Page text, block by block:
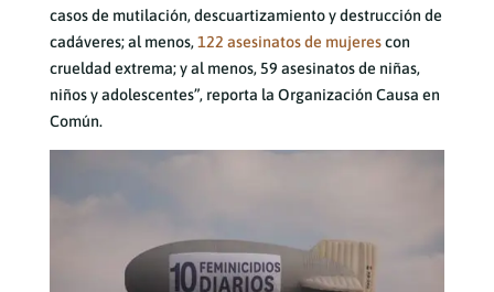
casos de mutilación, descuartizamiento y destrucción de
cadáveres; al menos,122 asesinatos de mujerescon
crueldad extrema; y al menos, 59 asesinatos de niñas,
niños y adolescentes”, reporta la Organización Causa en
Común.